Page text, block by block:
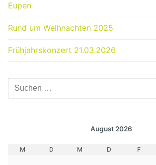
Eupen
Rund um Weihnachten 2025
Frühjahrskonzert 21.03.2026
Suchen
nach:
August 2026
M D M D F